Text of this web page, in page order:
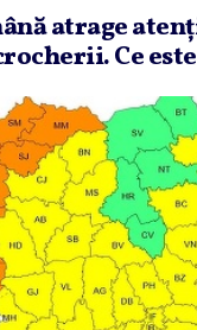
atrage
Ce